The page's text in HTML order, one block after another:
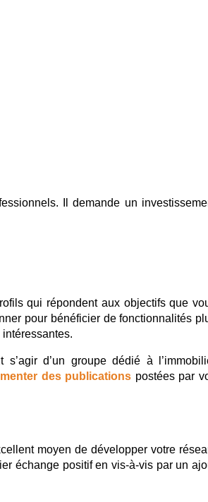
Il demande un
qui répondent aux objectifs que
pour bénéficier de fonctionnalités
d’un groupe dédié à
des publications postées par
moyen de développer votre
échange positif en vis-à-vis par un